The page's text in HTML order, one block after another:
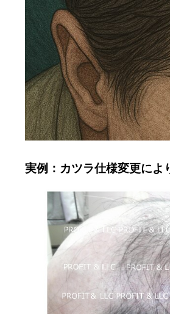
実例：カツラ仕様変更によ